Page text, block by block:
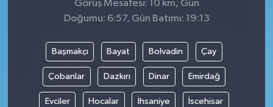
Görüş Mesafesi: 10 km, Gün
Doğumu: 6:57, Gün Batımı: 19:13
Başmakçı Bayat Bolvadin Çay
Çobanlar Dazkırı Dinar Emirdağ
Evciler Hocalar İhsaniye İscehisar
Sağlık & Yaşam
Siyaset
Spor